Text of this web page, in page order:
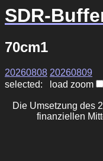
SDR-
70cm1
20260808 20260809
selected: load zoom
Die Umsetzung des
finanziellen